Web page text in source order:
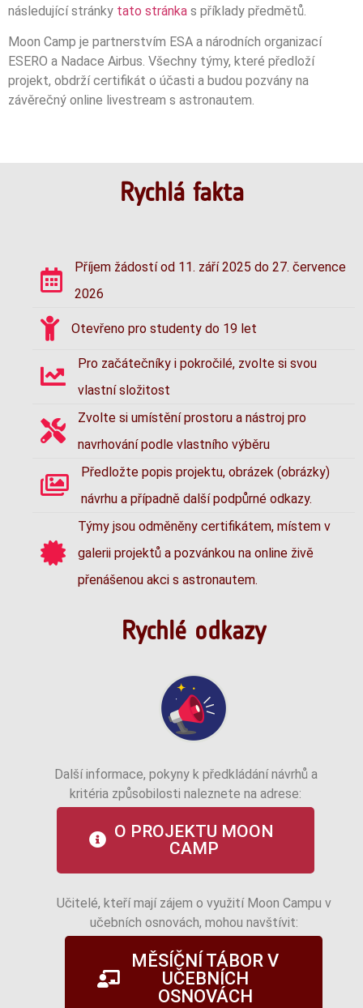
následující stránky tato stránka s příklady předmětů.
Moon Camp je partnerstvím ESA a národních organizací
ESERO a Nadace Airbus. Všechny týmy, které předloží
projekt, obdrží certifikát o účasti a budou pozvány na
závěrečný online livestream s astronautem.
Rychlá fakta
Příjem žádostí od 11. září 2025 do 27. července
2026
Otevřeno pro studenty do 19 let
Pro začátečníky i pokročilé, zvolte si svou
vlastní složitost
Zvolte si umístění prostoru a nástroj pro
navrhování podle vlastního výběru
Předložte popis projektu, obrázek (obrázky)
návrhu a případně další podpůrné odkazy.
Týmy jsou odměněny certifikátem, místem v
galerii projektů a pozvánkou na online živě
přenášenou akci s astronautem.
Rychlé odkazy
Další informace, pokyny k předkládání návrhů a
kritéria způsobilosti naleznete na adrese:
O PROJEKTU MOON
CAMP
Učitelé, kteří mají zájem o využití Moon Campu v
učebních osnovách, mohou navštívit:
MĚSÍČNÍ TÁBOR V
UČEBNÍCH
OSNOVÁCH